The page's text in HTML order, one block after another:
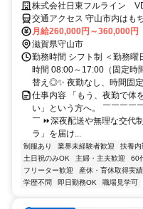
株式会社日東フルライン
交通アクセス 守山市内はも
市、草津市、栗東市、近江
琶湖大橋からすぐのエリア
す。
月給260,000円～360,000円
滋賀県守山市
勤務時間 シフト制 ＜勤務曜
時間 08:00～17:00（固定時
替え◎✨ 夜勤なし、時間固
仕事内容 「もう、夜勤で体
い」という方へ。 ￣￣￣￣
￣ ⏩深夜配送や無理な交代
ラ」を届け...
制服あり 業界未経験者歓迎 扶養
土日祝のみOK
主婦・主夫歓迎 60
フリーター歓迎
産休・育休取得実
学歴不問
即日勤務OK 職場見学可